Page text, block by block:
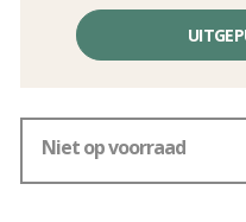
Éénheidsprijs,
Niet op voorraad